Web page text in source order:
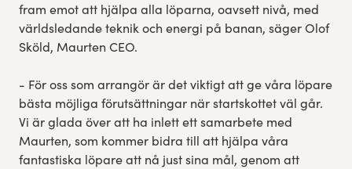
fram emot att hjälpa alla löparna, oavsett nivå, med
världsledande teknik och energi på banan, säger Olof
Sköld, Maurten CEO.
- För oss som arrangör är det viktigt att ge våra löpare
bästa möjliga förutsättningar när startskottet väl går.
Vi är glada över att ha inlett ett samarbete med
Maurten, som kommer bidra till att hjälpa våra
fantastiska löpare att nå just sina mål, genom att